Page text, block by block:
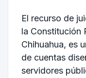
El recurso de
la Constitución
Chihuahua, es
de cuentas
servidores